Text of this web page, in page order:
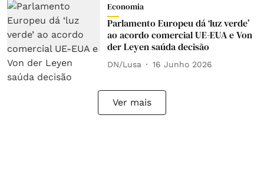
Economia
Parlamento Europeu dá ‘luz verde’
ao acordo comercial UE-EUA e Von
der Leyen saúda decisão
DN/Lusa 16 Junho 2026
Ver mais